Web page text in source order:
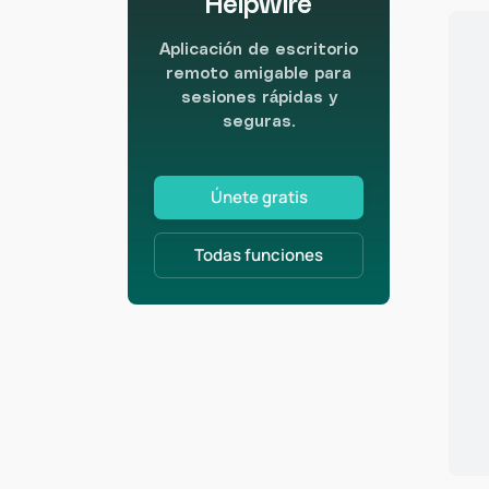
Aplicación de escritorio
remoto amigable para
sesiones rápidas y
seguras.
Únete gratis
Todas funciones